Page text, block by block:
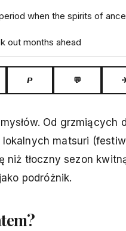
when the spirits of
out months ahead
𝙋 💬
Od
matsuri
niż tłoczny sezon
podróżnik.